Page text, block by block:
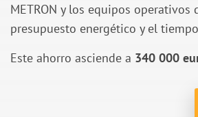
METRON y los equipos
presupuesto energético y el
Este ahorro asciende a 340 000